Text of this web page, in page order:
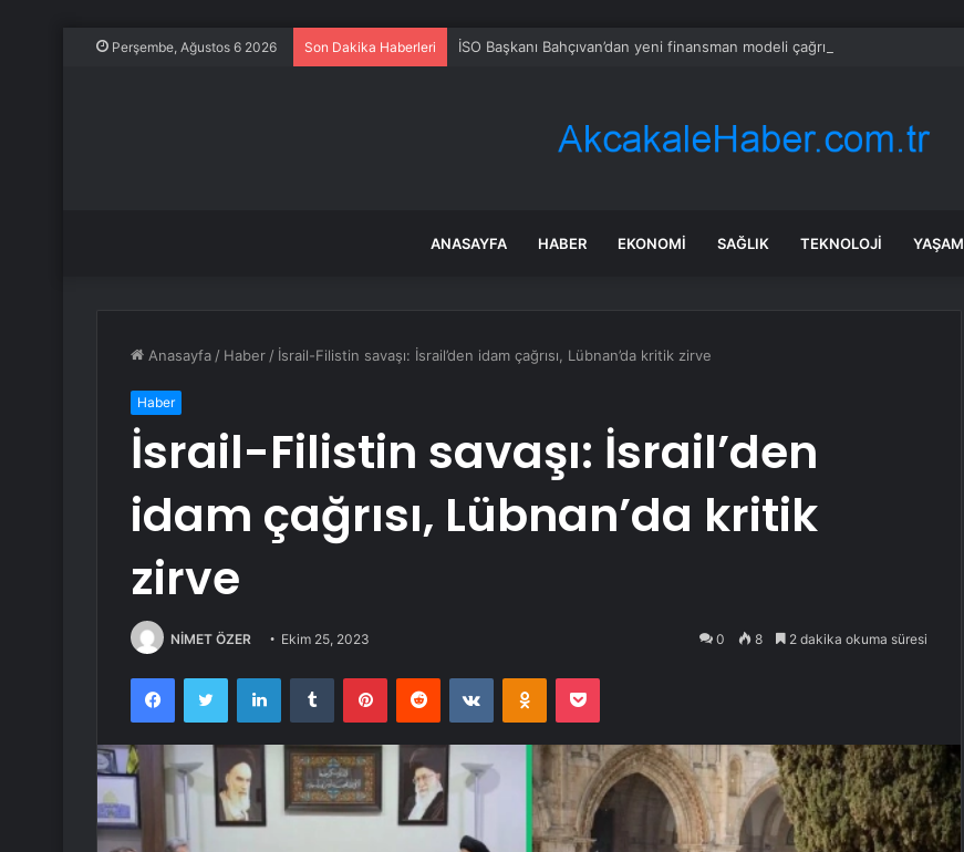
Perşembe, Ağustos 6 2026 Son Dakika Haberleri İSO Başkanı Bahçıvan’dan yeni finansman modeli çağrısı
ANASAYFA HABER EKONOMI SAĞLIK TEKNOLOJI YAŞAM
Anasayfa / Haber / İsrail-Filistin savaşı: İsrail’den idam çağrısı, Lübnan’da kritik zirve
Haber
İsrail-Filistin savaşı: İsrail’den
idam çağrısı, Lübnan’da kritik
zirve
NİMET ÖZER Ekim 25, 2023 0 8 2 dakika okuma süresi
FacebookTwitter LinkedInTumblr PinterestReddit VKontakteOdnoklassniki
Pocket